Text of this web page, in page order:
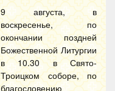
9 августа, в
воскресенье, по
окончании поздней
Божественной Литургии
в 10.30 в Свято-
Троицком соборе, по
благословению